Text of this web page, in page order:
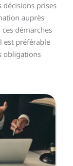
décisions prises
auprès
démarches
est préférable
obligations